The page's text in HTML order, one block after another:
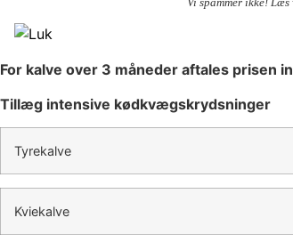
For kalve over 3 måneder aftales prisen
Tillæg intensive kødkvægskrydsninger
Tyrekalve
Kviekalve